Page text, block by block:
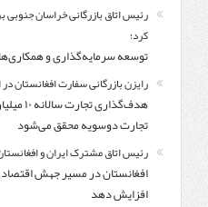
رئیس اتاق بازرگانی خراسان جنوبی
کرد؛
توسعه سرمایه‌گذاری و
رایزن بازرگانی سفارت افغانستان در
تجارت دوسویه محقق می‌شود
رئیس اتاق مشترک ایران و
افغانستان در مسیر جهش
افزایش دهد